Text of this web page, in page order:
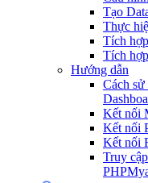
Tạo
Thực
Tích
Tích
Hướng dẫn
Cách
Kết nối
Kết nối
Kết nối
Truy